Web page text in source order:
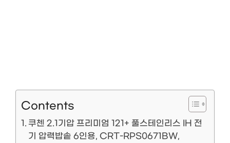
Contents
쿠첸 2.1기압 프리미엄 121+ 풀스테인리스 IH 전
기 압력밥솥 6인용, CRT-RPS0671BW,